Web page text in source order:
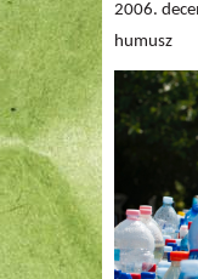
2006.
humusz